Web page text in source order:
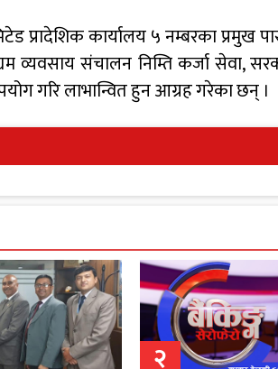
प्रादेशिक कार्यालय ५ नम्बरका प्रमुख
व्यवसाय संचालन निम्ति कर्जा सेवा,
गरि लाभान्वित हुन आग्रह गरेका छन् ।
२